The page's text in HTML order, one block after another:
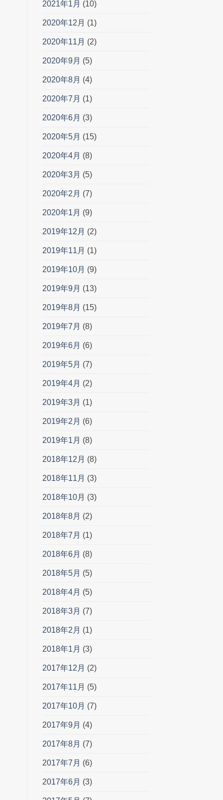
2021年1月 (10)
2020年12月 (1)
2020年11月 (2)
2020年9月 (5)
2020年8月 (4)
2020年7月 (1)
2020年6月 (3)
2020年5月 (15)
2020年4月 (8)
2020年3月 (5)
2020年2月 (7)
2020年1月 (9)
2019年12月 (2)
2019年11月 (1)
2019年10月 (9)
2019年9月 (13)
2019年8月 (15)
2019年7月 (8)
2019年6月 (6)
2019年5月 (7)
2019年4月 (2)
2019年3月 (1)
2019年2月 (6)
2019年1月 (8)
2018年12月 (8)
2018年11月 (3)
2018年10月 (3)
2018年8月 (2)
2018年7月 (1)
2018年6月 (8)
2018年5月 (5)
2018年4月 (5)
2018年3月 (7)
2018年2月 (1)
2018年1月 (3)
2017年12月 (2)
2017年11月 (5)
2017年10月 (7)
2017年9月 (4)
2017年8月 (7)
2017年7月 (6)
2017年6月 (3)